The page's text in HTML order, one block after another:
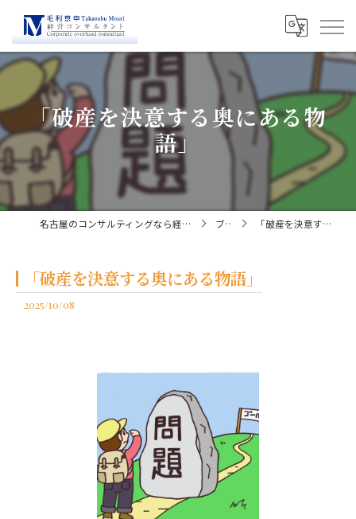
「破産を決意する奥にある物
語」
名古屋のコンサルティングなら経営コンサルタント毛利京申 ブログ 「破産を決意する奥にある物語」
「破産を決意する奥にある物語」
2025/10/08